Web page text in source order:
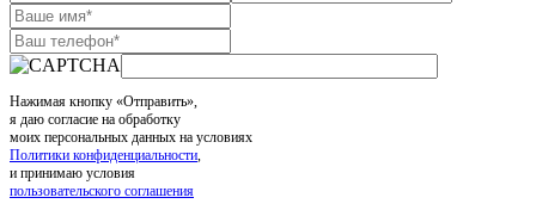
Нажимая кнопку «Отправить»,
я даю согласие на обработку
моих персональных данных на условиях
Политики конфиденциальности,
и принимаю условия
пользовательского соглашения